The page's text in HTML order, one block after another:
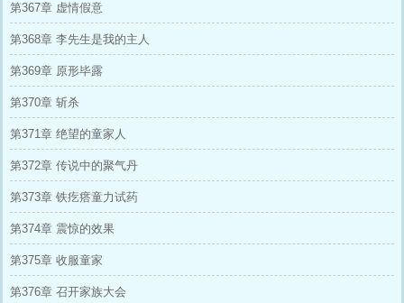
第367章 虚情假意
第368章 李先生是我的主人
第369章 原形毕露
第370章 斩杀
第371章 绝望的童家人
第372章 传说中的聚气丹
第373章 铁疙瘩童力试药
第374章 震惊的效果
第375章 收服童家
第376章 召开家族大会